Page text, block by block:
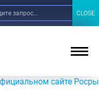
сайте
CLOSE
CLOSE